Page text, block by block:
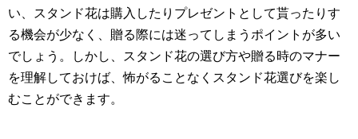
い、スタンド花は購入したりプレゼントとして貰ったりす
る機会が少なく、贈る際には迷ってしまうポイントが多い
でしょう。しかし、スタンド花の選び方や贈る時のマナー
を理解しておけば、怖がることなくスタンド花選びを楽し
むことができます。